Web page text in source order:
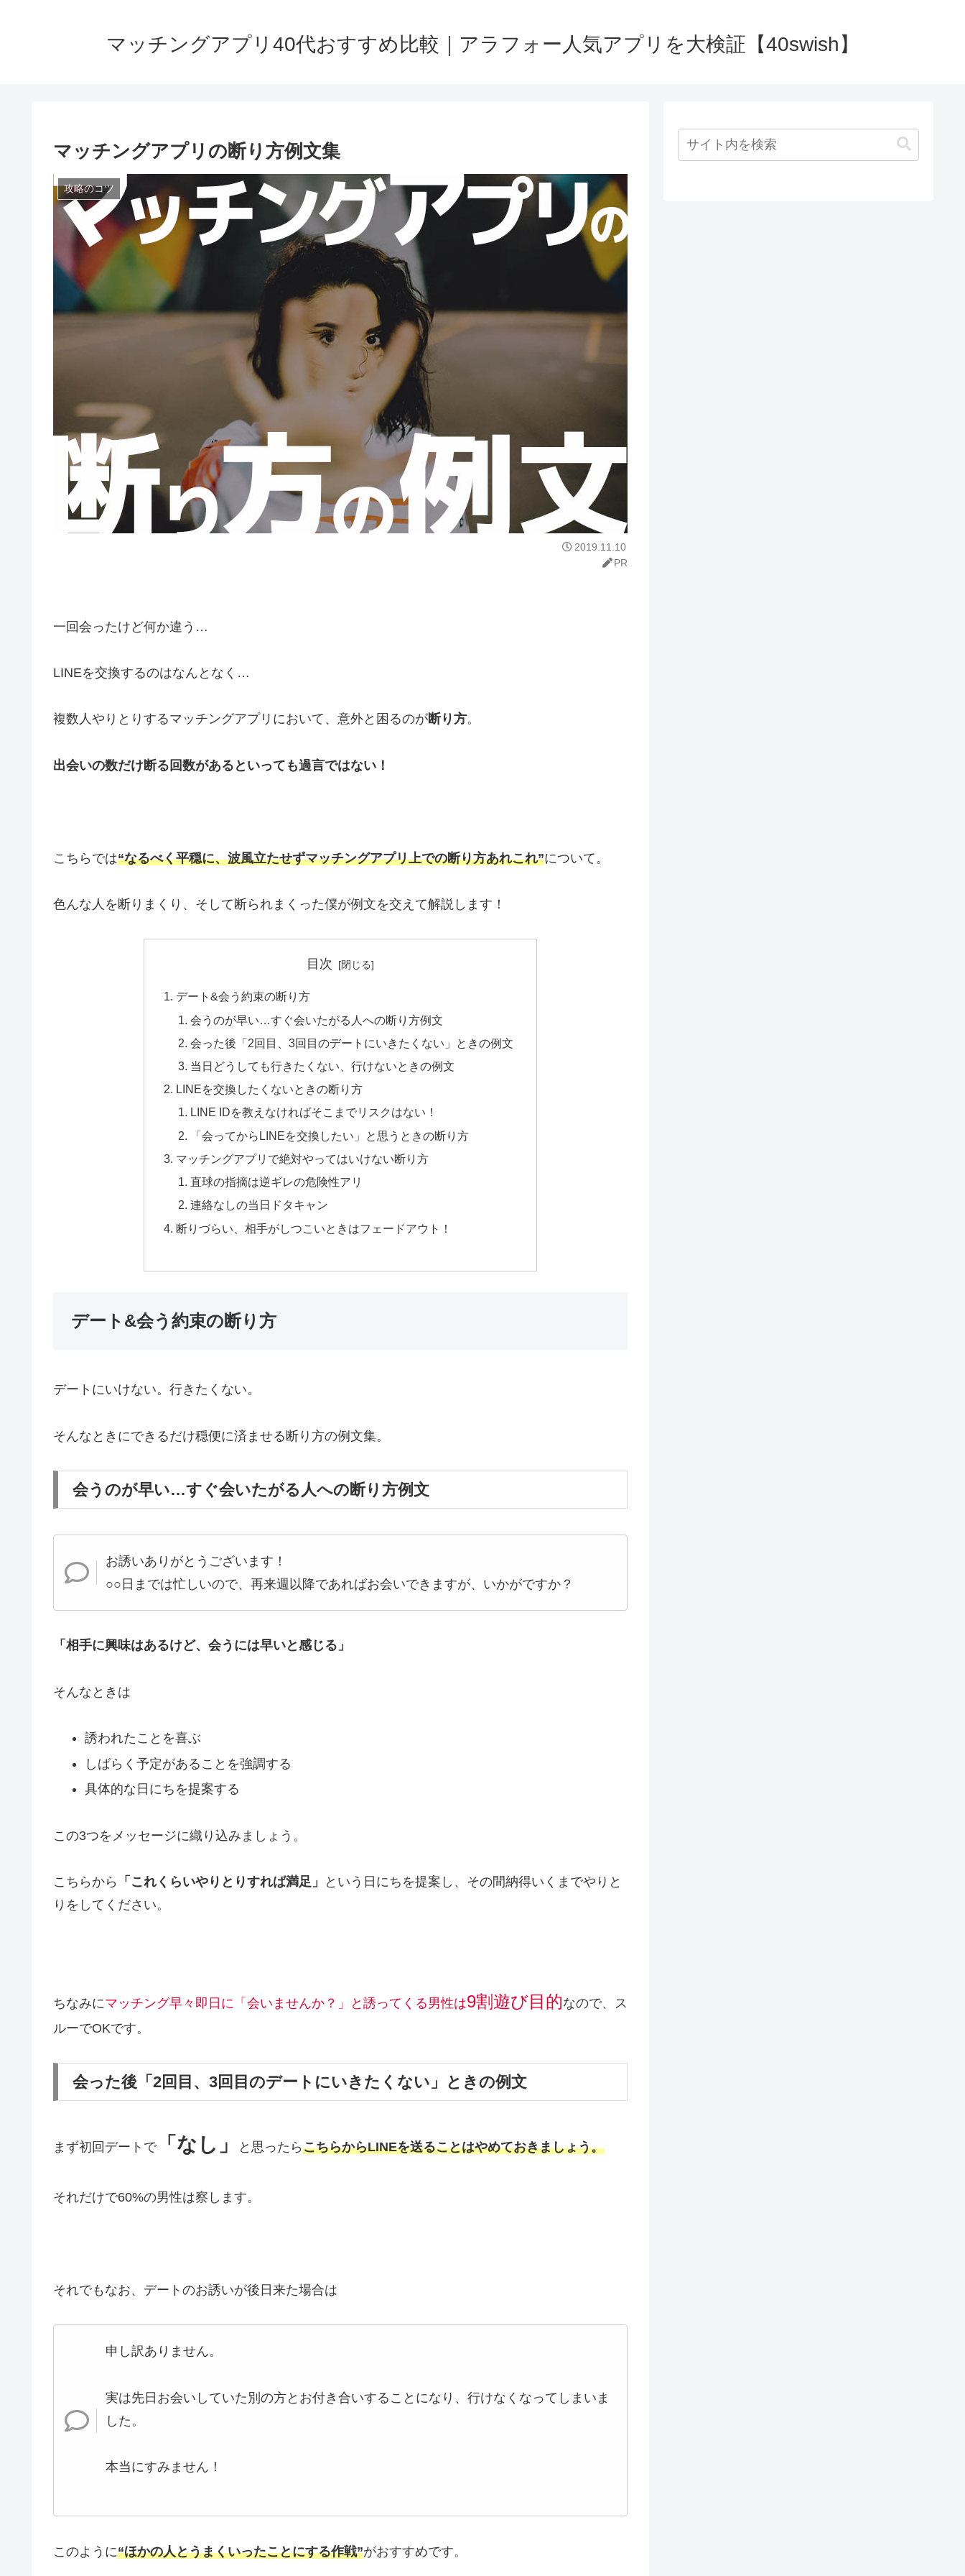
マッチングアプリ40代おすすめ比較｜アラフォー人気アプリを大検証【40swish】
マッチングアプリの断り方例文集
攻略のコツ
2019.11.10
PR
一回会ったけど何か違う…
LINEを交換するのはなんとなく…
複数人やりとりするマッチングアプリにおいて、意外と困るのが断り方。
出会いの数だけ断る回数があるといっても過言ではない！
こちらでは“なるべく平穏に、波風立たせずマッチングアプリ上での断り方あれこれ”について。
色んな人を断りまくり、そして断られまくった僕が例文を交えて解説します！
目次
デート&会う約束の断り方
会うのが早い…すぐ会いたがる人への断り方例文
会った後「2回目、3回目のデートにいきたくない」ときの例文
当日どうしても行きたくない、行けないときの例文
LINEを交換したくないときの断り方
LINE IDを教えなければそこまでリスクはない！
「会ってからLINEを交換したい」と思うときの断り方
マッチングアプリで絶対やってはいけない断り方
直球の指摘は逆ギレの危険性アリ
連絡なしの当日ドタキャン
断りづらい、相手がしつこいときはフェードアウト！
デート&会う約束の断り方
デートにいけない。行きたくない。
そんなときにできるだけ穏便に済ませる断り方の例文集。
会うのが早い…すぐ会いたがる人への断り方例文
お誘いありがとうございます！
○○日までは忙しいので、再来週以降であればお会いできますが、いかがですか？
「相手に興味はあるけど、会うには早いと感じる」
そんなときは
誘われたことを喜ぶ
しばらく予定があることを強調する
具体的な日にちを提案する
この3つをメッセージに織り込みましょう。
こちらから 「これくらいやりとりすれば満足」
という日にちを提案し、その間納得いくまでやりと
りをしてください。
ちなみにマッチング早々即日に「会いませんか？」と誘ってくる男性は9割遊び目的なので、ス
ルーでOKです。
会った後「2回目、3回目のデートにいきたくない」ときの例文
まず初回デートで「なし」 と思ったらこちらからLINEを送ることはやめておきましょう。
それだけで60%の男性は察します。
それでもなお、デートのお誘いが後日来た場合は
申し訳ありません。
実は先日お会いしていた別の方とお付き合いすることになり、行けなくなってしまいま
した。
本当にすみません！
このように“ほかの人とうまくいったことにする作戦”がおすすめです。